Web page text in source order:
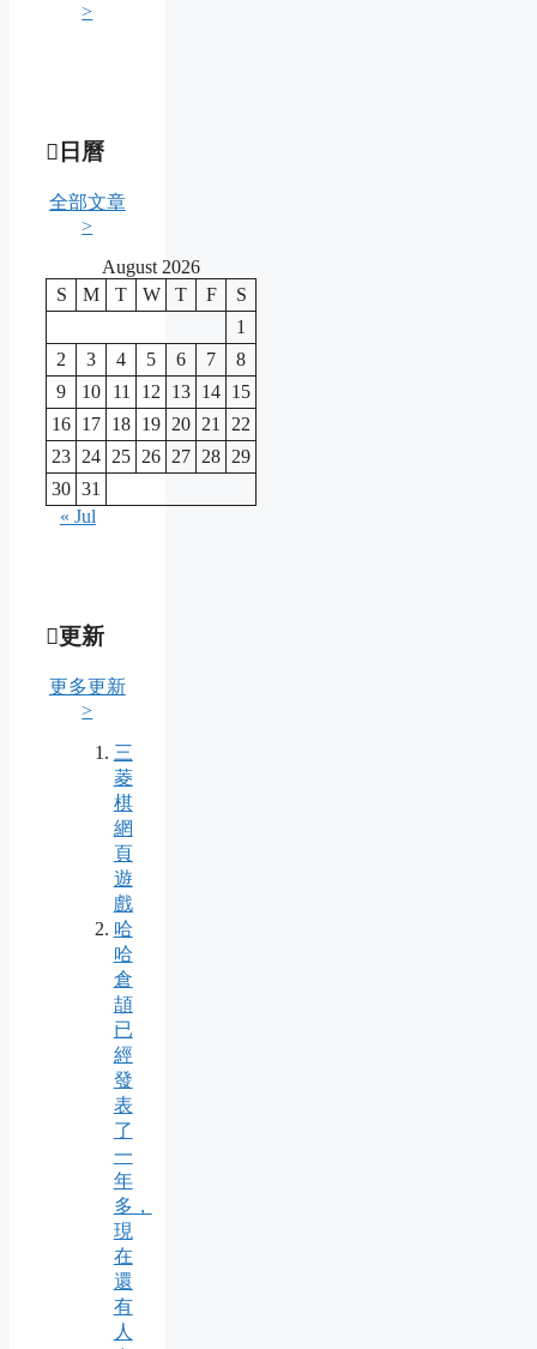
>
日曆
全部文章
>
August 2026
S
M T W T F
S
1
2
3 4 5 6 7
8
9
10 11 12 13 14 15
16 17 18 19 20 21
22
23 24 25 26 27 28 29
30 31
« Jul
更新
更多更新
>
三
菱
棋
網
頁
遊
戲
哈
哈
倉
頡
已
經
發
表
了
一
年
多，
現
在
還
有
人